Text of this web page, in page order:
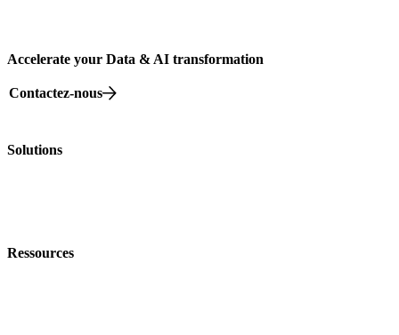
Accelerate your Data & AI transformation
Contactez-nous
Solutions
Ressources